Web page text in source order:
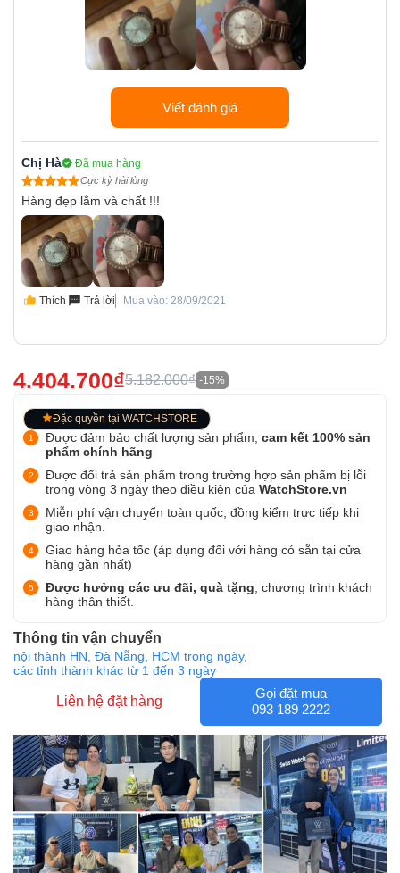
Viết đánh giá
Chị Hà Đã mua hàng
Cực kỳ hài lòng
Hàng đẹp lắm và chất !!!
Thích Trả lời Mua vào: 28/09/2021
4.404.700₫5.182.000₫ -15%
Đặc quyền tại WATCHSTORE
Được đảm bảo chất lượng sản phẩm, cam kết 100% sản
phẩm chính hãng
Được đổi trả sản phẩm trong trường hợp sản phẩm bị lỗi
trong vòng 3 ngày theo điều kiện của WatchStore.vn
Miễn phí vận chuyển toàn quốc, đồng kiểm trực tiếp khi
giao nhận.
Giao hàng hỏa tốc (áp dụng đối với hàng có sẵn tại cửa
hàng gần nhất)
Được hưởng các ưu đãi, quà tặng , chương trình khách
hàng thân thiết.
Thông tin vận chuyển
nội thành HN, Đà Nẵng, HCM trong ngày,
các tỉnh thành khác từ 1 đến 3 ngày
Liên hệ đặt hàng
Gọi đặt mua
093 189 2222